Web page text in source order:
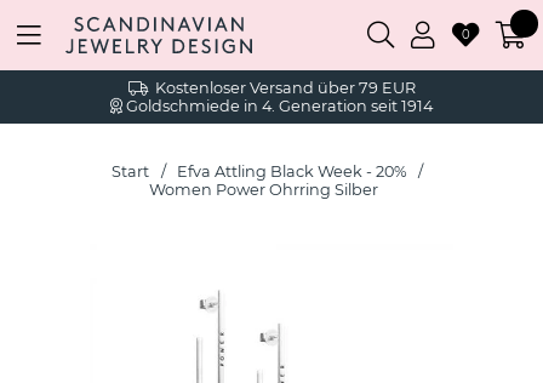
Kostenloser Versand über 79 EUR
Goldschmiede in 4. Generation seit 1914
0
Start
Efva Attling Black Week - 20%
Women Power Ohrring Silber